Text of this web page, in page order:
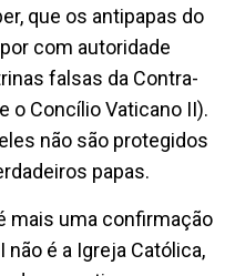
que os antipapas do
com autoridade
falsas da Contra-
o Concílio Vaticano II).
não são protegidos
papas.
mais uma confirmação
não é a Igreja Católica,